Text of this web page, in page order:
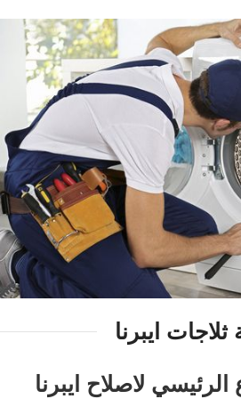
ثلاجات ايبرنا
الرئيسي لاصلاح ايبرنا